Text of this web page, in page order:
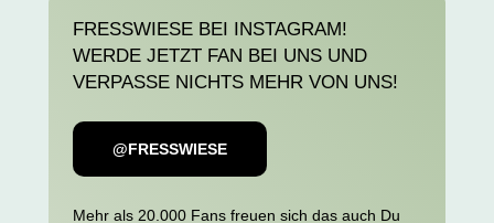
FRESSWIESE BEI INSTAGRAM!
WERDE JETZT FAN BEI UNS UND
VERPASSE NICHTS MEHR VON UNS!
@FRESSWIESE
Mehr als 20.000 Fans freuen sich das auch Du